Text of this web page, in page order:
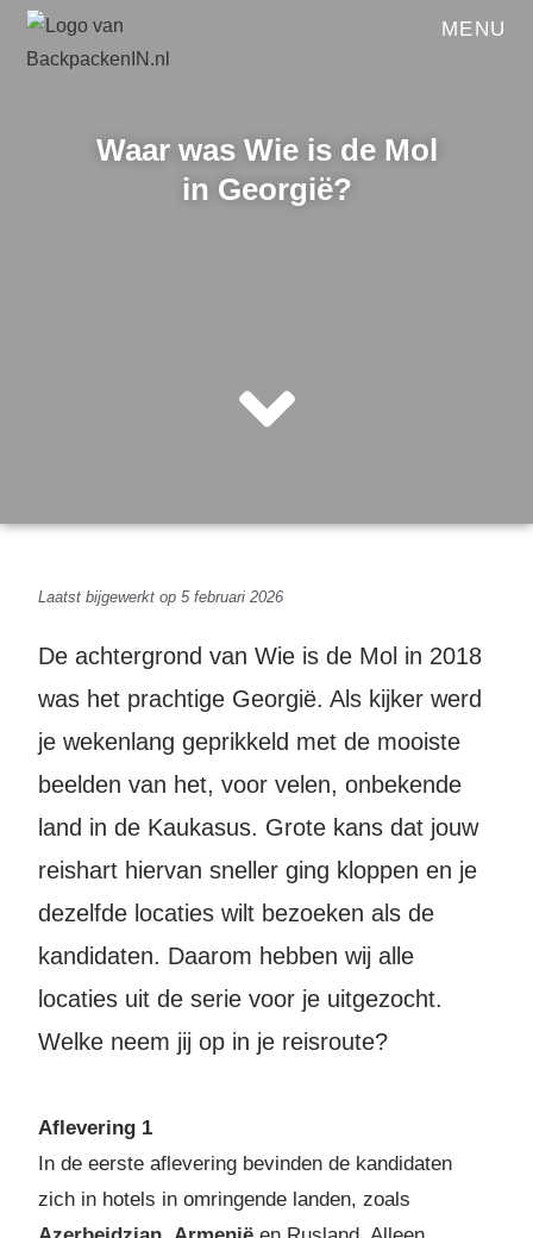
MENU
Waar was Wie is de Mol
in Georgië?
Laatst bijgewerkt op 5 februari 2026
De achtergrond van Wie is de Mol in 2018
was het prachtige Georgië. Als kijker werd
je wekenlang geprikkeld met de mooiste
beelden van het, voor velen, onbekende
land in de Kaukasus. Grote kans dat jouw
reishart hiervan sneller ging kloppen en je
dezelfde locaties wilt bezoeken als de
kandidaten. Daarom hebben wij alle
locaties uit de serie voor je uitgezocht.
Welke neem jij op in je reisroute?
Aflevering 1
In de eerste aflevering bevinden de kandidaten
zich in hotels in omringende landen, zoals